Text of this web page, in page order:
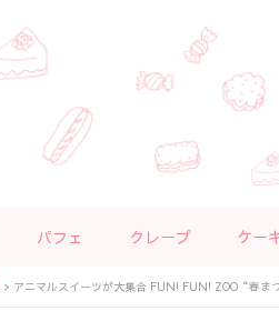
パフェ クレープ ケー
> アニマルスイーツが大集合 FUN! FUN! ZOO“春ま